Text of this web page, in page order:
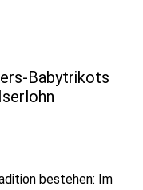
Babytrikots
bestehen: Im